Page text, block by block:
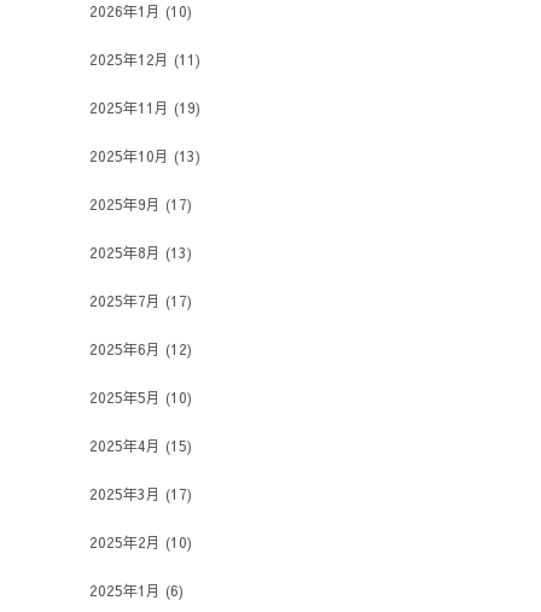
2026年1月 (10)
2025年12月 (11)
2025年11月 (19)
2025年10月 (13)
2025年9月 (17)
2025年8月 (13)
2025年7月 (17)
2025年6月 (12)
2025年5月 (10)
2025年4月 (15)
2025年3月 (17)
2025年2月 (10)
2025年1月 (6)